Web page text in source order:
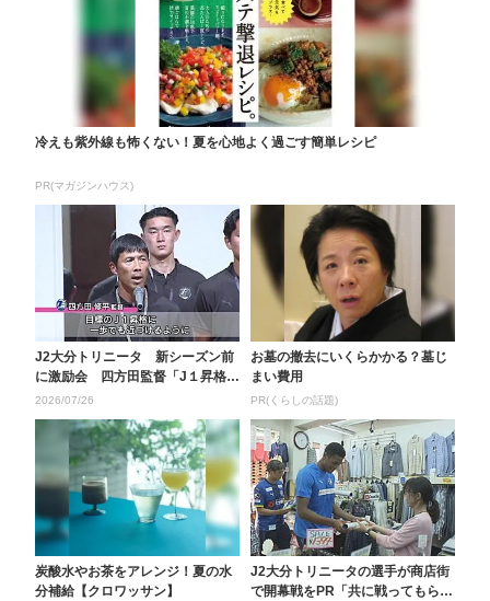
冷えも紫外線も怖くない！夏を心地よく過ごす簡単レシピ
PR(マガジンハウス)
J2大分トリニータ 新シーズン前
に激励会 四方田監督「J１昇格に
一歩でも近づける...
2026/07/26
お墓の撤去にいくらかかる？墓じ
まい費用
PR(くらしの話題)
炭酸水やお茶をアレンジ！夏の水
分補給【クロワッサン】
J2大分トリニータの選手が商店街
で開幕戦をPR「共に戦ってもらえ